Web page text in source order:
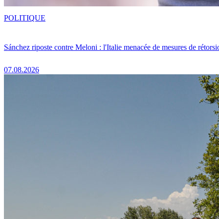
Sánchez riposte contre Meloni : l'Italie menacée de mesures de
07.08.2026
POLITIQUE